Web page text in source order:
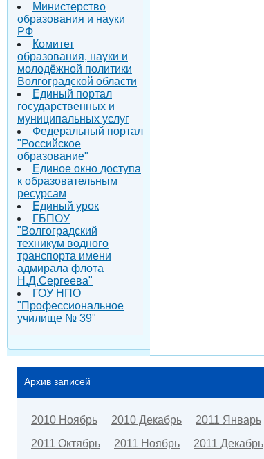
Министерство
образования и науки
РФ
Комитет
образования, науки и
молодёжной политики
Волгоградской области
Единый портал
государственных и
муниципальных услуг
Федеральный портал
"Российское
образование"
Единое окно доступа
к образовательным
ресурсам
Единый урок
ГБПОУ
"Волгоградский
техникум водного
транспорта имени
адмирала флота
Н.Д.Сергеева"
ГОУ НПО
"Профессиональное
училище № 39"
Архив записей
2010 Ноябрь 2010 Декабрь 2011 Январь
2011 Октябрь
2011 Ноябрь 2011 Декабрь